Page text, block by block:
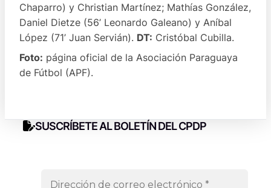
Chaparro) y Christian Martínez; Mathías González,
Daniel Dietze (56’ Leonardo Galeano) y Aníbal
López (71’ Juan Servián). DT: Cristóbal Cubilla.
Foto: página oficial de la Asociación Paraguaya
de Fútbol (APF).
SUSCRÍBETE AL BOLETÍN DEL CPDP